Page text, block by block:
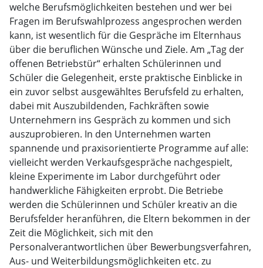
welche Berufsmöglichkeiten bestehen und wer bei
Fragen im Berufswahlprozess angesprochen werden
kann, ist wesentlich für die Gespräche im Elternhaus
über die beruflichen Wünsche und Ziele. Am „Tag der
offenen Betriebstür“ erhalten Schülerinnen und
Schüler die Gelegenheit, erste praktische Einblicke in
ein zuvor selbst ausgewähltes Berufsfeld zu erhalten,
dabei mit Auszubildenden, Fachkräften sowie
Unternehmern ins Gespräch zu kommen und sich
auszuprobieren. In den Unternehmen warten
spannende und praxisorientierte Programme auf alle:
vielleicht werden Verkaufsgespräche nachgespielt,
kleine Experimente im Labor durchgeführt oder
handwerkliche Fähigkeiten erprobt. Die Betriebe
werden die Schülerinnen und Schüler kreativ an die
Berufsfelder heranführen, die Eltern bekommen in der
Zeit die Möglichkeit, sich mit den
Personalverantwortlichen über Bewerbungsverfahren,
Aus- und Weiterbildungsmöglichkeiten etc. zu